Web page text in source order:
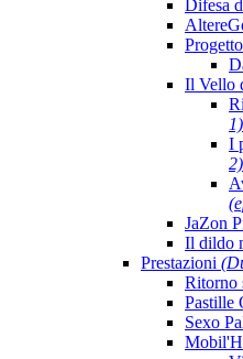
Difesa
Il Vello
1)
I
2)
JaZon
Il dildo
Prestazioni
Ritorno
Pastille
Sexo